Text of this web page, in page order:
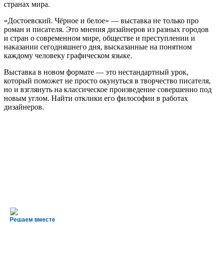
странах мира.
«Достоевский. Чёрное и белое» — выставка не только про
роман и писателя. Это мнения дизайнеров из разных городов
и стран о современном мире, обществе и преступлении и
наказании сегодняшнего дня, высказанные на понятном
каждому человеку графическом языке.
Выставка в новом формате — это нестандартный урок,
который поможет не просто окунуться в творчество писателя,
но и взглянуть на классическое произведение совершенно под
новым углом. Найти отклики его философии в работах
дизайнеров.
Решаем вместе